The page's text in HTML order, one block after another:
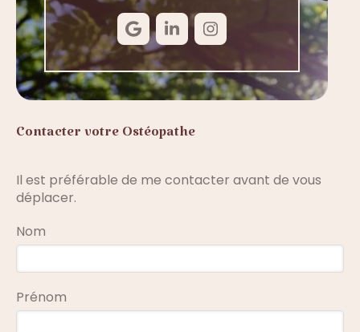
Contacter votre Ostéopathe
Il est préférable de me contacter avant de vous
déplacer.
Nom
Prénom